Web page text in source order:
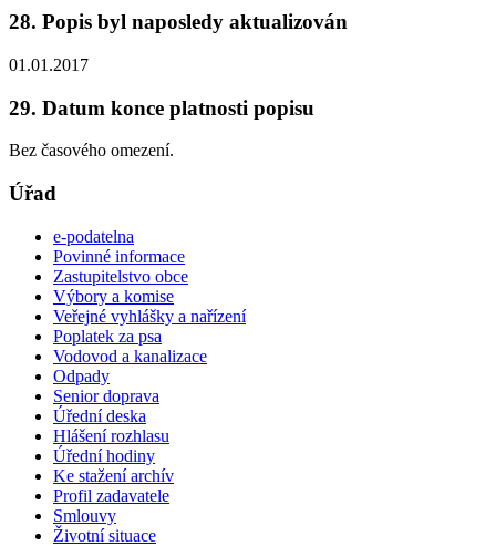
28. Popis byl naposledy aktualizován
01.01.2017
29. Datum konce platnosti popisu
Bez časového omezení.
Úřad
e-podatelna
Povinné informace
Zastupitelstvo obce
Výbory a komise
Veřejné vyhlášky a nařízení
Poplatek za psa
Vodovod a kanalizace
Odpady
Senior doprava
Úřední deska
Hlášení rozhlasu
Úřední hodiny
Ke stažení archív
Profil zadavatele
Smlouvy
Životní situace